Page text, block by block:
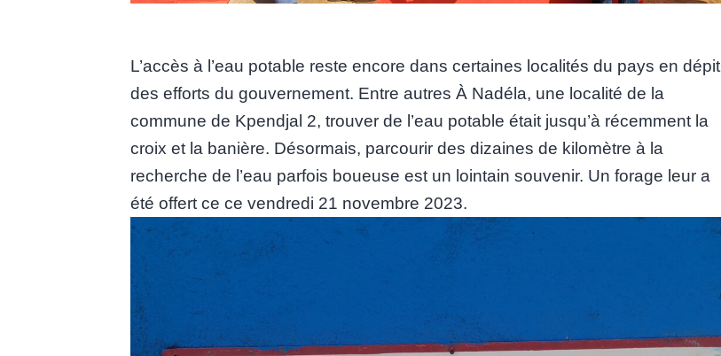
L’accès à l’eau potable reste encore dans certaines localités du pays en dépit
des efforts du gouvernement. Entre autres À Nadéla, une localité de la
commune de Kpendjal 2, trouver de l’eau potable était jusqu’à récemment la
croix et la banière. Désormais, parcourir des dizaines de kilomètre à la
recherche de l’eau parfois boueuse est un lointain souvenir. Un forage leur a
été offert ce ce vendredi 21 novembre 2023.